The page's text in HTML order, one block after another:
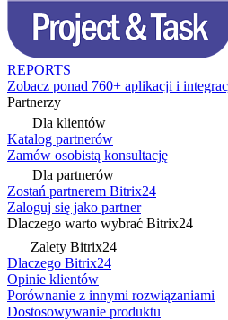
REPORTS
Zobacz ponad 760+ aplikacji i
Partnerzy
Dla klientów
Katalog partnerów
Zamów osobistą konsultację
Dla partnerów
Zostań partnerem Bitrix24
Zaloguj się jako partner
Dlaczego warto wybrać Bitrix24
Zalety Bitrix24
Dlaczego Bitrix24
Opinie klientów
Porównanie z innymi rozwiązaniami
Dostosowywanie produktu